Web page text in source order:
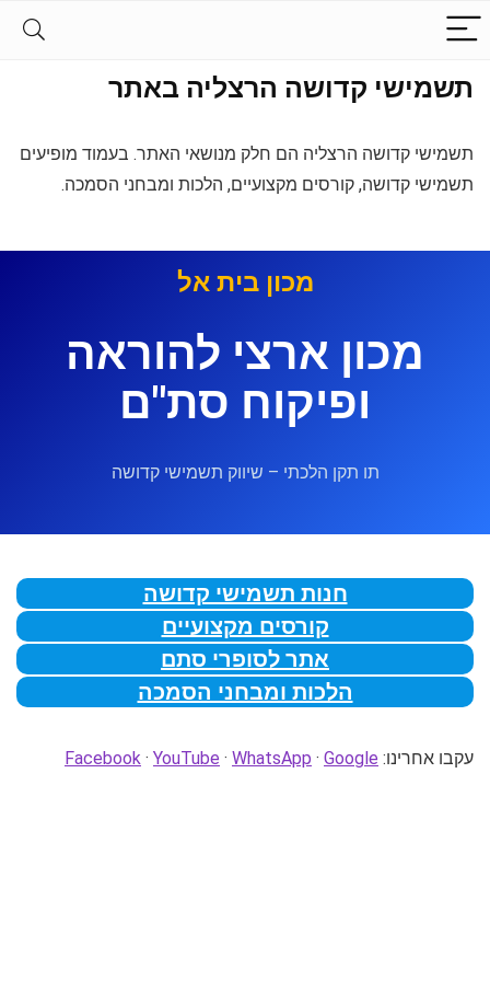
תשמישי קדושה הרצליה באתר
תשמישי קדושה הרצליה הם חלק מנושאי האתר. בעמוד מופיעים
תשמישי קדושה, קורסים מקצועיים, הלכות ומבחני הסמכה.
מכון בית אל
מכון ארצי להוראה
ופיקוח סת"ם
תו תקן הלכתי – שיווק תשמישי קדושה
חנות תשמישי קדושה
קורסים מקצועיים
אתר לסופרי סתם
הלכות ומבחני הסמכה
עקבו אחרינו: Facebook · YouTube · WhatsApp · Google